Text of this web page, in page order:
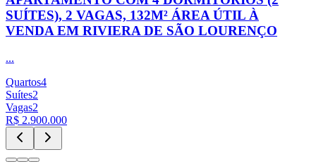
SUÍTES), 2 VAGAS, 132M² ÁREA ÚTIL À
VENDA EM RIVIERA DE SÃO LOURENÇO
...
Quartos4
Suítes2
Vagas2
R$ 2.900.000